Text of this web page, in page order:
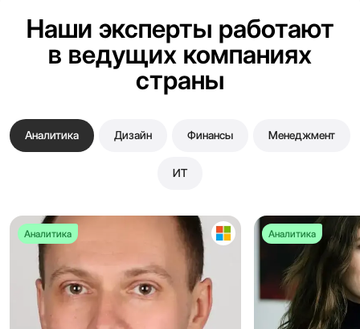
Наши эксперты работают
в ведущих компаниях
страны
Аналитика Дизайн Финансы Менеджмент
ИТ
Аналитика Аналитика